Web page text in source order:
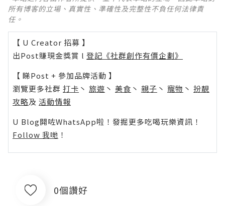
所有博客的立場、真實性、準確性及完整性不負任何法律責
任。
【 U Creator 招募 】
出Post賺現金獎賞 l 登記《社群創作有價企劃》
【 睇Post + 參加品牌活動 】
瀏覽更多社群 打卡 丶 旅遊 丶 美食 丶 親子 丶 寵物 丶 扮靚
攻略及 活動情報
U Blog開咗WhatsApp啦！發掘更多吃喝玩樂資訊！
Follow 我哋 ！
0個讚好